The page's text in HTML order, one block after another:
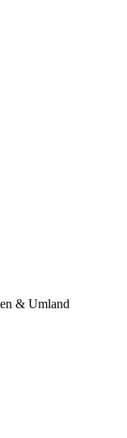
& Umland